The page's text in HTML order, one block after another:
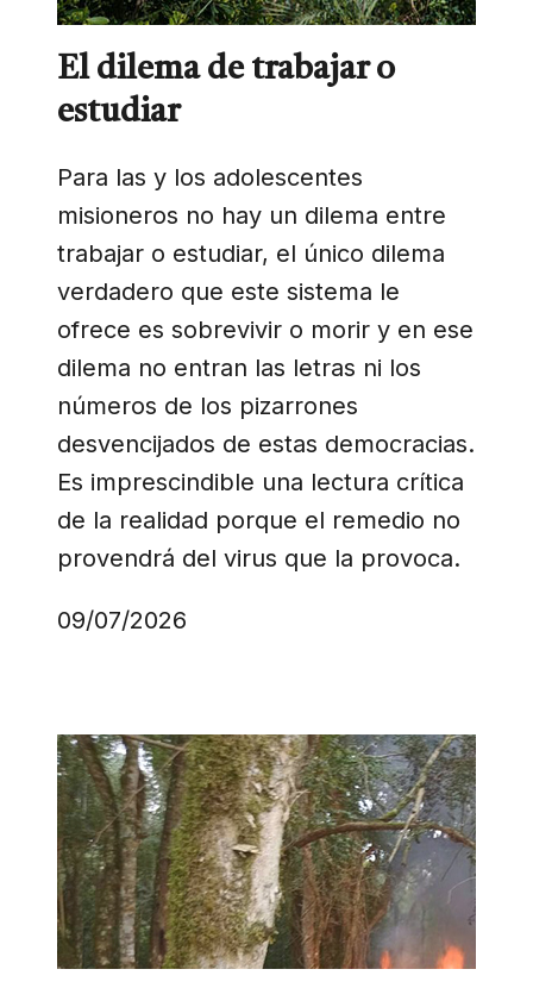
El dilema de trabajar o
estudiar
Para las y los adolescentes
misioneros no hay un dilema entre
trabajar o estudiar, el único dilema
verdadero que este sistema le
ofrece es sobrevivir o morir y en ese
dilema no entran las letras ni los
números de los pizarrones
desvencijados de estas democracias.
Es imprescindible una lectura crítica
de la realidad porque el remedio no
provendrá del virus que la provoca.
09/07/2026